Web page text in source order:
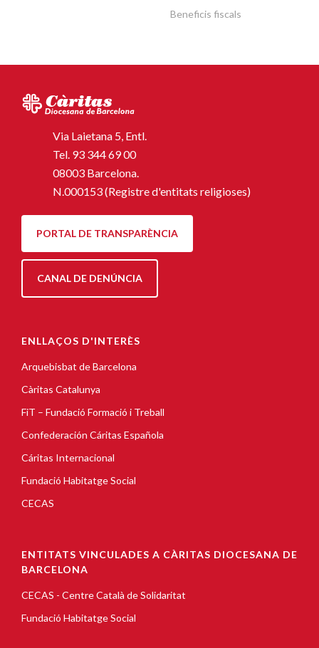
Beneficis fiscals
Via Laietana 5, Entl.
Tel. 93 344 69 00
08003 Barcelona.
N.000153 (Registre d'entitats religioses)
PORTAL DE TRANSPARÈNCIA
CANAL DE DENÚNCIA
ENLLAÇOS D'INTERÈS
Arquebisbat de Barcelona
Càritas Catalunya
FiT – Fundació Formació i Treball
Confederación Cáritas Española
Cáritas Internacional
Fundació Habitatge Social
CECAS
ENTITATS VINCULADES A CÀRITAS DIOCESANA DE
BARCELONA
CECAS - Centre Català de Solidaritat
Fundació Habitatge Social